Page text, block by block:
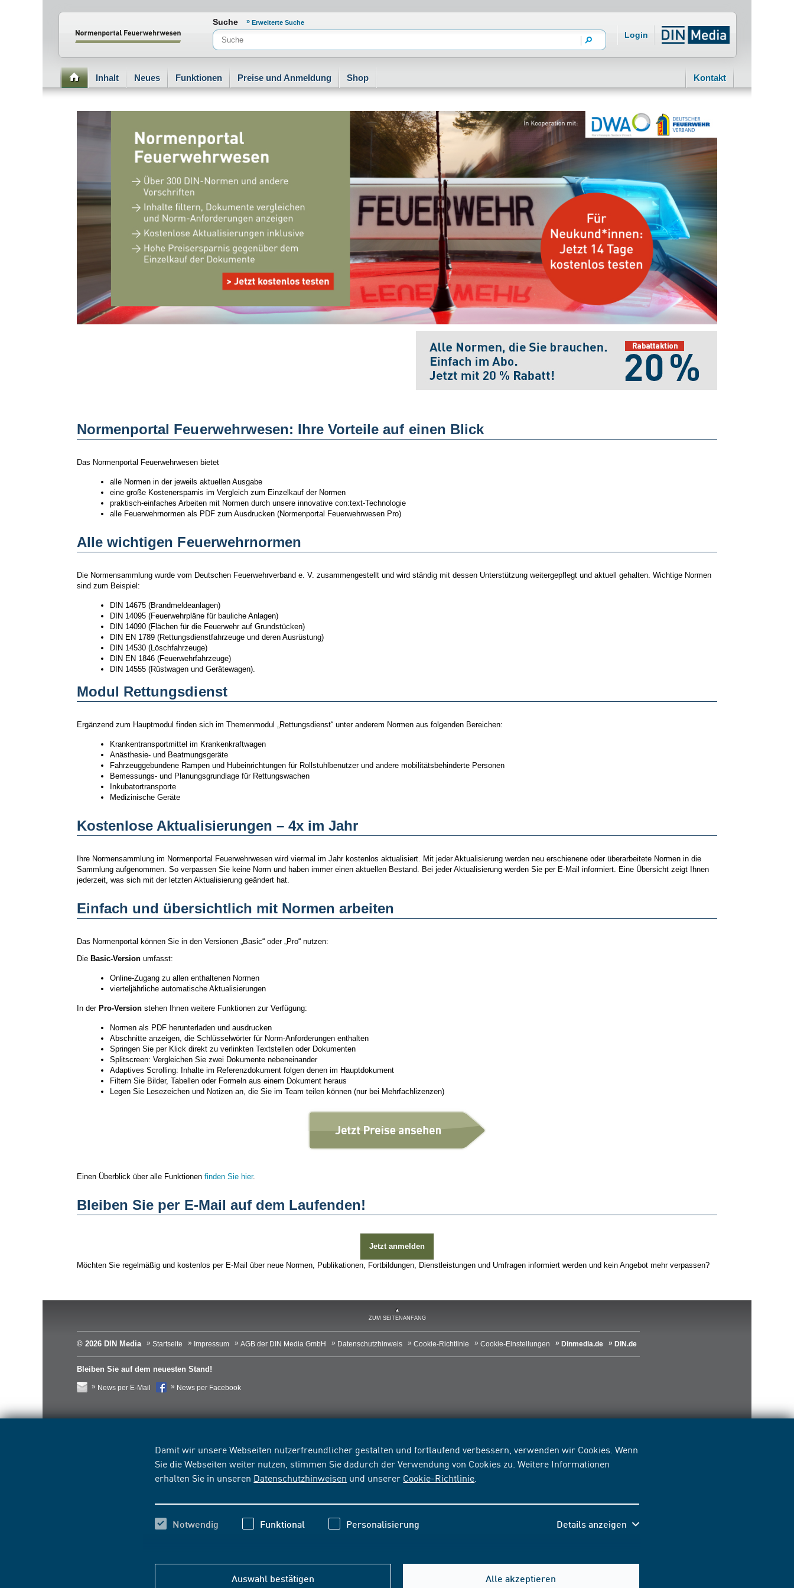
Damit wir unsere Webseiten nutzerfreundlicher gestalten und fortlaufend verbessern, verwenden wir Cookies. Wenn
Sie die Webseiten weiter nutzen, stimmen Sie dadurch der Verwendung von Cookies zu. Weitere Informationen
erhalten Sie in unseren Datenschutzhinweisen und unserer Cookie-Richtlinie
Notwendig Funktional Personalisierung Details anzeigen
Auswahl bestätigen Alle akzeptieren
Normenportal Barrierefreiheit
Suche Erweiterte Suche
Login
Inhalt Neues Funktionen Preise und Anmeldung Shop Kontakt
Normenportal Feuerwehrwesen: Ihre Vorteile auf einen Blick
Das Normenportal Feuerwehrwesen bietet
alle Normen in der jeweils aktuellen Ausgabe
eine große Kostenersparnis im Vergleich zum Einzelkauf der Normen
praktisch-einfaches Arbeiten mit Normen durch unsere innovative con:text-Technologie
alle Feuerwehrnormen als PDF zum Ausdrucken (Normenportal Feuerwehrwesen Pro)
Alle wichtigen Feuerwehrnormen
Die Normensammlung wurde vom Deutschen Feuerwehrverband e. V. zusammengestellt und wird ständig mit dessen Unterstützung weitergepflegt und aktuell gehalten. Wichtige Normen
sind zum Beispiel:
DIN 14675 (Brandmeldeanlagen)
DIN 14095 (Feuerwehrpläne für bauliche Anlagen)
DIN 14090 (Flächen für die Feuerwehr auf Grundstücken)
DIN EN 1789 (Rettungsdienstfahrzeuge und deren Ausrüstung)
DIN 14530 (Löschfahrzeuge)
DIN EN 1846 (Feuerwehrfahrzeuge)
DIN 14555 (Rüstwagen und Gerätewagen).
Modul Rettungsdienst
Ergänzend zum Hauptmodul finden sich im Themenmodul „Rettungsdienst“ unter anderem Normen aus folgenden Bereichen:
Krankentransportmittel im Krankenkraftwagen
Anästhesie- und Beatmungsgeräte
Fahrzeuggebundene Rampen und Hubeinrichtungen für Rollstuhlbenutzer und andere mobilitätsbehinderte Personen
Bemessungs- und Planungsgrundlage für Rettungswachen
Inkubatortransporte
Medizinische Geräte
Kostenlose Aktualisierungen – 4x im Jahr
Ihre Normensammlung im Normenportal Feuerwehrwesen wird viermal im Jahr kostenlos aktualisiert. Mit jeder Aktualisierung werden neu erschienene oder überarbeitete Normen in die
Sammlung aufgenommen. So verpassen Sie keine Norm und haben immer einen aktuellen Bestand. Bei jeder Aktualisierung werden Sie per E-Mail informiert. Eine Übersicht zeigt Ihnen
jederzeit, was sich mit der letzten Aktualisierung geändert hat.
Einfach und übersichtlich mit Normen arbeiten
Das Normenportal können Sie in den Versionen „Basic“ oder „Pro“ nutzen:
Die Basic-Version umfasst:
Online-Zugang zu allen enthaltenen Normen
vierteljährliche automatische Aktualisierungen
In der Pro-Version stehen Ihnen weitere Funktionen zur Verfügung:
Normen als PDF herunterladen und ausdrucken
Abschnitte anzeigen, die Schlüsselwörter für Norm-Anforderungen enthalten
Springen Sie per Klick direkt zu verlinkten Textstellen oder Dokumenten
Splitscreen: Vergleichen Sie zwei Dokumente nebeneinander
Adaptives Scrolling: Inhalte im Referenzdokument folgen denen im Hauptdokument
Filtern Sie Bilder, Tabellen oder Formeln aus einem Dokument heraus
Legen Sie Lesezeichen und Notizen an, die Sie im Team teilen können (nur bei Mehrfachlizenzen)
Einen Überblick über alle Funktionen finden Sie hier.
Bleiben Sie per E-Mail auf dem Laufenden!
Jetzt anmelden
Möchten Sie regelmäßig und kostenlos per E-Mail über neue Normen, Publikationen, Fortbildungen, Dienstleistungen und Umfragen informiert werden und kein Angebot mehr verpassen?
ZUM SEITENANFANG
© 2026 DIN Media Startseite Impressum AGB der DIN Media GmbH Datenschutzhinweis Cookie-Richtlinie Cookie-Einstellungen Dinmedia.de DIN.de
Bleiben Sie auf dem neuesten Stand!
News per E-Mail News per Facebook